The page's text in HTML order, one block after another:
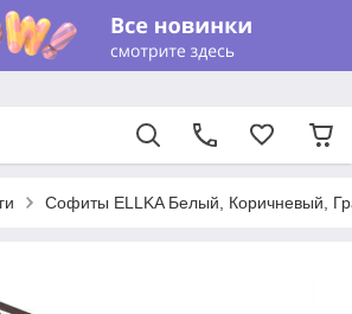
Софиты ELLKA Белый, Коричневый,